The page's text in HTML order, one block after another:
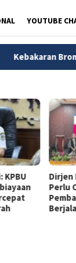
YOUTUBE
Meluas,
KPBU
Dirjen
Perlu